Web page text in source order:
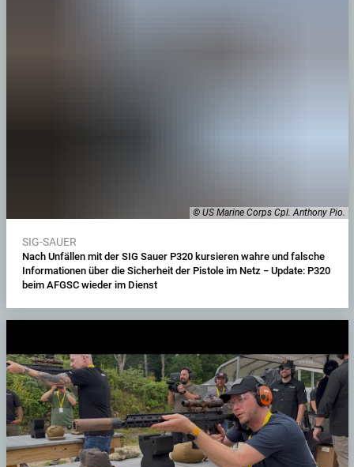
© US Marine Corps Cpl. Anthony Pio.
SIG-SAUER
Nach Unfällen mit der SIG Sauer P320 kursieren wahre und falsche
Informationen über die Sicherheit der Pistole im Netz − Update: P320
beim AFGSC wieder im Dienst